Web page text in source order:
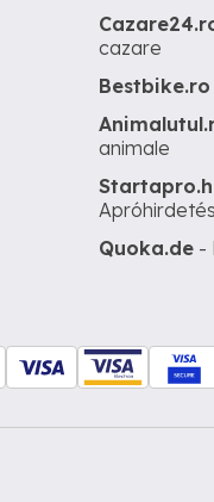
cazare
Bestbike.ro
animale
Apróhirdetés
Quoka.de -